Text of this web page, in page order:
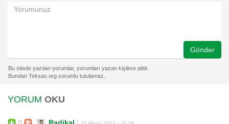
Gönder
YORUM OKU
0 Radikal |